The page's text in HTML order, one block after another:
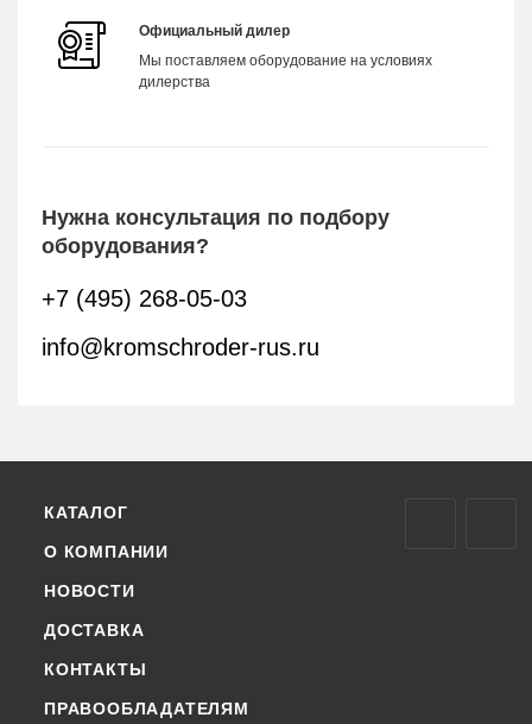
Официальный дилер
Мы поставляем оборудование на условиях
дилерства
Нужна консультация по подбору
оборудования?
+7 (495) 268-05-03
info@kromschroder-rus.ru
КАТАЛОГ
О КОМПАНИИ
НОВОСТИ
ДОСТАВКА
КОНТАКТЫ
ПРАВООБЛАДАТЕЛЯМ